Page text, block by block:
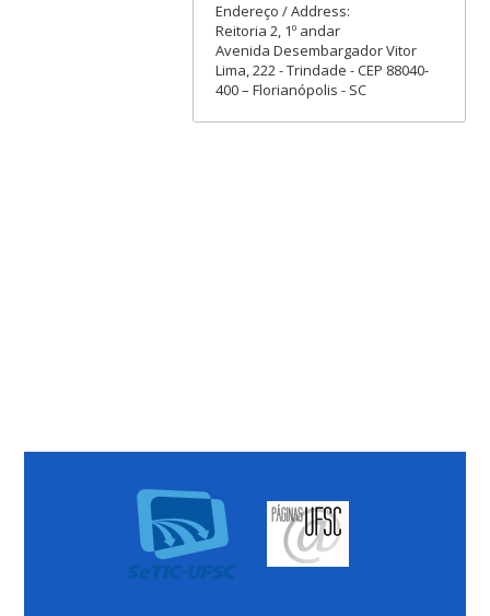
Endereço / Address:
Reitoria 2, 1º andar
Avenida Desembargador Vitor
Lima, 222 - Trindade - CEP 88040-
400 – Florianópolis - SC